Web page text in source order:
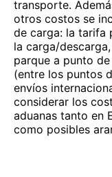
transporte.
otros costos se
de carga: la tarifa
la carga/
parque a punto
(entre los puntos
envíos
considerar los
aduanas tanto en
como posibles